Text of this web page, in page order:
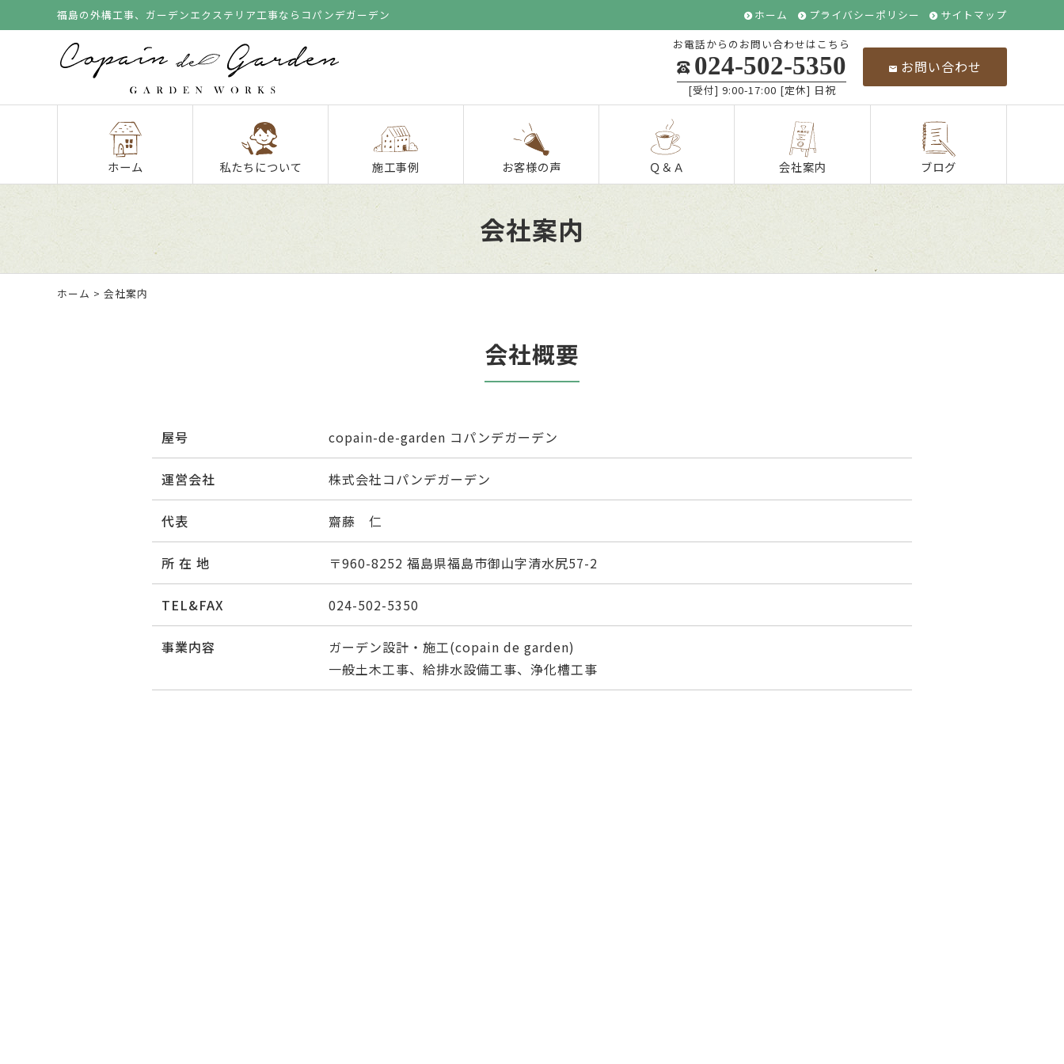
福島の外構工事、ガーデンエクステリア工事ならコパンデガーデン ホーム プライバシーポリシー
サイトマップ
お電話からのお問い合わせはこちら
024-502-5350
[受付] 9:00-17:00 [定休] 日祝
お問い合わせ
ホーム 私たちについて 施工事例 お客様の声 Ｑ＆Ａ 会社案内 ブログ
会社案内
ホーム > 会社案内
会社概要
屋号 copain-de-garden コパンデガーデン
運営会社 株式会社コパンデガーデン
代表 齋藤 仁
所 在 地 〒960-8252 福島県福島市御山字清水尻57-2
TEL&FAX 024-502-5350
事業内容
ガーデン設計・施工(copain de garden)
一般土木工事、給排水設備工事、浄化槽工事